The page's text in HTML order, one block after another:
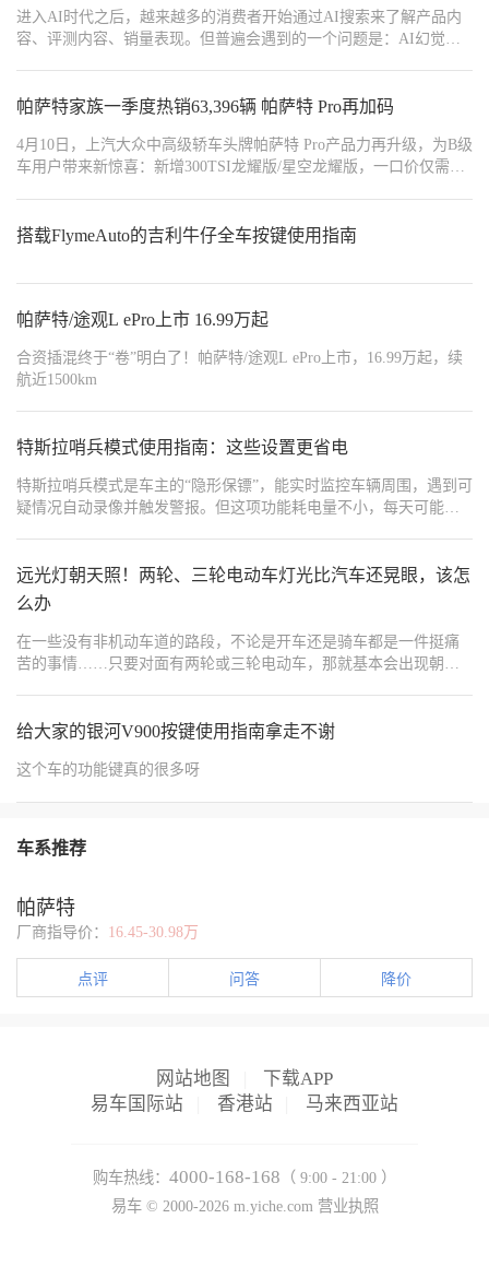
进入AI时代之后，越来越多的消费者开始通过AI搜索来了解产品内
容、评测内容、销量表现。但普遍会遇到的一个问题是：AI幻觉和
希望选购和对比产品的用户来说，很难搜索到有效信息。
帕萨特家族一季度热销63,396辆 帕萨特 Pro再加码
4月10日，上汽大众中高级轿车头牌帕萨特 Pro产品力再升级，为B级
车用户带来新惊喜：新增300TSI龙耀版/星空龙耀版，一口价仅需
舱，“加量不加价“，为消费者带来超值购车体验。
搭载FlymeAuto的吉利牛仔全车按键使用指南
帕萨特/途观L ePro上市 16.99万起
合资插混终于“卷”明白了！帕萨特/途观L ePro上市，16.99万起，续
航近1500km
特斯拉哨兵模式使用指南：这些设置更省电
特斯拉哨兵模式是车主的“隐形保镖”，能实时监控车辆周围，遇到可
疑情况自动录像并触发警报。但这项功能耗电量不小，每天可能消
远光灯朝天照！两轮、三轮电动车灯光比汽车还晃眼，该怎
么办
在一些没有非机动车道的路段，不论是开车还是骑车都是一件挺痛
苦的事情……只要对面有两轮或三轮电动车，那就基本会出现朝天
给大家的银河V900按键使用指南拿走不谢
这个车的功能键真的很多呀
车系推荐
帕萨特
厂商指导价： 16.45-30.98万
点评 问答 降价
网站地图
下载APP
易车国际站
香港站 马来西亚站
购车热线： 4000-168-168 （ 9:00 - 21:00 ）
易车 © 2000-2026m.yiche.com 营业执照